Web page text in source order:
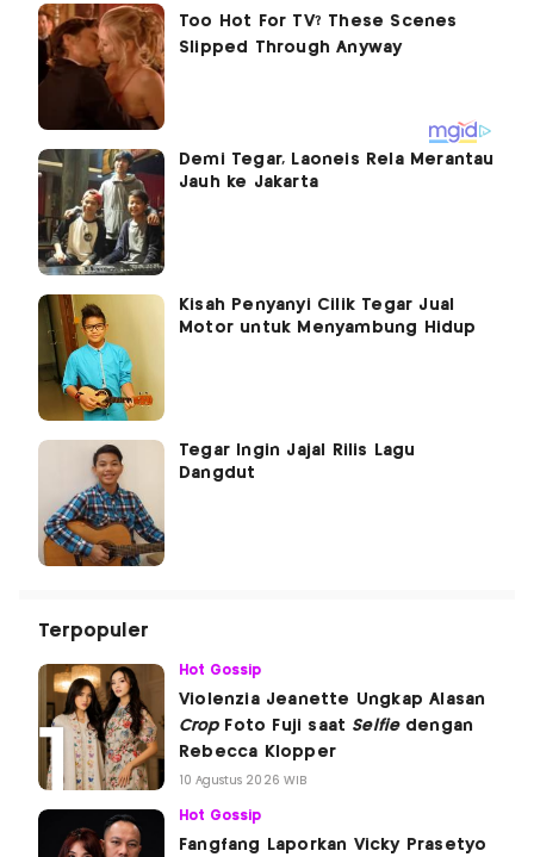
Demi Tegar, Laoneis Rela Merantau
Jauh ke Jakarta
Kisah Penyanyi Cilik Tegar Jual
Motor untuk Menyambung Hidup
Tegar Ingin Jajal Rilis Lagu
Dangdut
Terpopuler
Hot Gossip
Violenzia Jeanette Ungkap Alasan
CropFoto Fuji saat Selfiedengan
Rebecca Klopper
10 Agustus 2026 WIB
Hot Gossip
Fangfang Laporkan Vicky Prasetyo